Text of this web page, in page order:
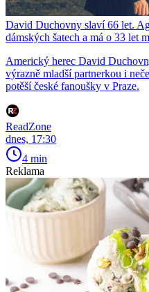
David Duchovny slaví 66 let.
dámských šatech a má o 33 let
Americký herec David
výrazně mladší partnerkou i
potěší české fanoušky v Praze.
ReadZone
dnes, 17:30
4 min
Reklama